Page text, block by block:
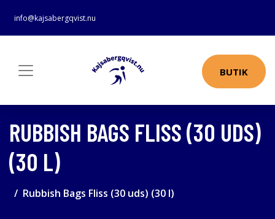
info@kajsabergqvist.nu
BUTIK
RUBBISH BAGS FLISS (30 UDS)
(30 L)
Rubbish Bags Fliss (30 uds) (30 l)